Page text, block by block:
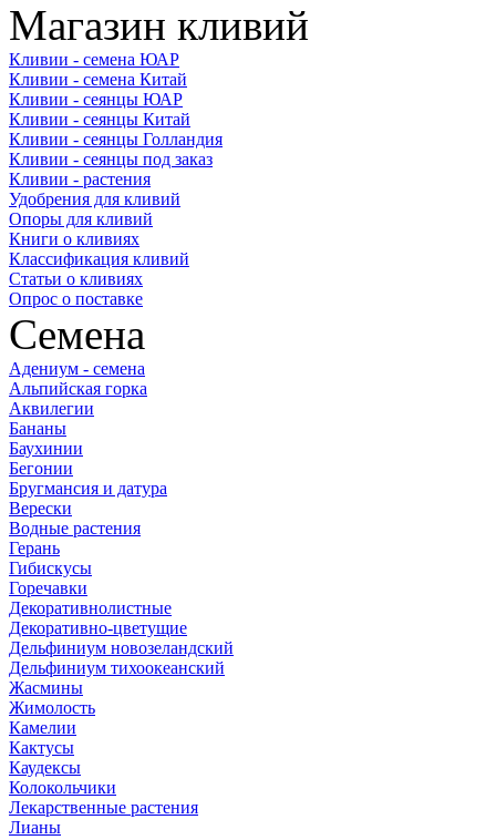
Магазин кливий
Кливии - семена ЮАР
Кливии - семена Китай
Кливии - сеянцы ЮАР
Кливии - сеянцы Китай
Кливии - сеянцы Голландия
Кливии - сеянцы под заказ
Кливии - растения
Удобрения для кливий
Опоры для кливий
Книги о кливиях
Классификация кливий
Статьи о кливиях
Опрос о поставке
Семена
Адениум - семена
Альпийская горка
Аквилегии
Бананы
Баухинии
Бегонии
Бругмансия и датура
Верески
Водные растения
Герань
Гибискусы
Горечавки
Декоративнолистные
Декоративно-цветущие
Дельфиниум новозеландский
Дельфиниум тихоокеанский
Жасмины
Жимолость
Камелии
Кактусы
Каудексы
Колокольчики
Лекарственные растения
Лианы